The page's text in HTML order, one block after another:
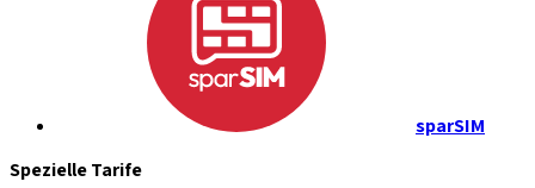
sparSIM
Spezielle Tarife